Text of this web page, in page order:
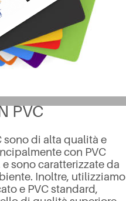
PVC
sono di alta qualità e
con PVC
sono caratterizzate da
Inoltre, utilizziamo
e PVC standard,